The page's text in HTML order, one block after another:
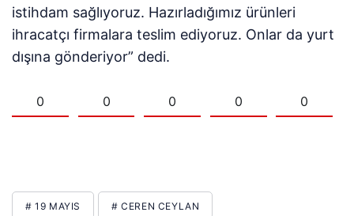
istihdam sağlıyoruz. Hazırladığımız ürünleri
ihracatçı firmalara teslim ediyoruz. Onlar da yurt
dışına gönderiyor” dedi.
0 0 0 0 0
# 19 MAYIS # CEREN CEYLAN